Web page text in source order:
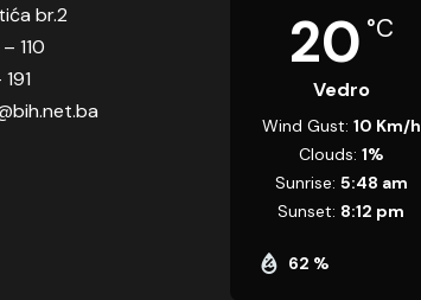
br.2
110
20 °C
Vedro
62 %
Wind Gust: 10 Km/h
Clouds: 1%
Sunrise: 5:48 am
Sunset: 8:12 pm